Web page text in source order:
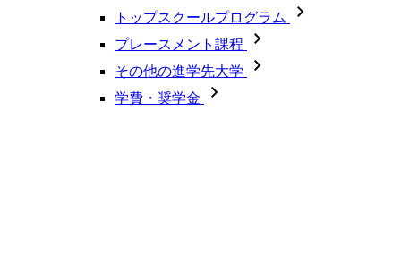
トップスクールプログラム
プレースメント課程
その他の進学先大学
学費・奨学金